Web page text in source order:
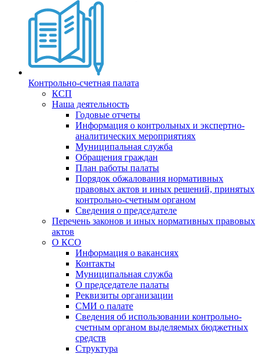
Контрольно-счетная палата
КСП
Наша деятельность
Годовые отчеты
Информация о контрольных и экспертно-
аналитических мероприятиях
Муниципальная служба
Обращения граждан
План работы палаты
Порядок обжалования нормативных
правовых актов и иных решений, принятых
контрольно-счетным органом
Сведения о председателе
Перечень законов и иных нормативных правовых
актов
О КСО
Информация о вакансиях
Контакты
Муниципальная служба
О председателе палаты
Реквизиты организации
СМИ о палате
Сведения об использовании контрольно-
счетным органом выделяемых бюджетных
средств
Структура